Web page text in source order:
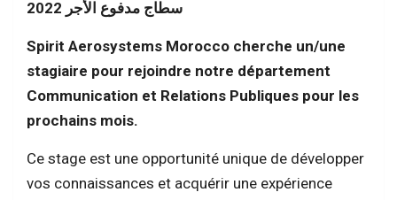
سطاج مدفوع الأجر 2022
Spirit Aerosystems Morocco cherche un/une
stagiaire pour rejoindre notre département
Communication et Relations Publiques pour les
prochains mois.
Ce stage est une opportunité unique de développer
vos connaissances et acquérir une expérience